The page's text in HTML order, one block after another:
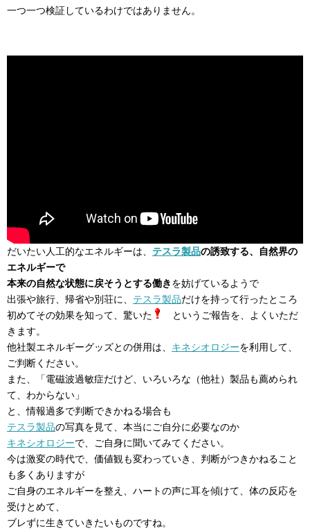
一つ一つ検証しているわけではありません。
だいたい人工的なエネルギーは、 テスラ製品の誘致する、自然界の
エネルギーで
本来の自然な状態に戻そうとする働きを妨げているようで
出張や旅行、帰省や別荘に、 テスラ製品だけを持って行ったところ
初めてその効果を知って、驚いた
というご報告を、よくいただ
きます。
他社製エネルギーグッズとの併用は、 キネシオロジーを利用して、
ご判断ください。
また、「電磁波過敏症だけど、いろいろな（他社）製品も薦められ
て、わからない」
と、情報過多で判断できかねる場合も
テスラ製品の写真を見て、本当にご自分に必要なのか
キネシオロジーで、ご自身に聞いてみてください。
今は激変の時代で、価値観も変わっていき、判断がつきかねること
も多くありますが
ご自身のエネルギーを整え、ハートの声に耳を傾けて、体の反応を
受けとめて、
ブレずに生きていきたいものですね。